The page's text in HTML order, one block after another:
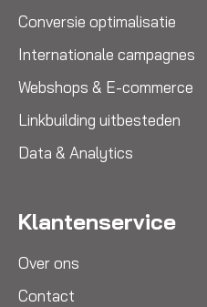
Conversie optimalisatie
Internationale campagnes
Webshops & E-commerce
Linkbuilding uitbesteden
Data & Analytics
Klantenservice
Over ons
Contact